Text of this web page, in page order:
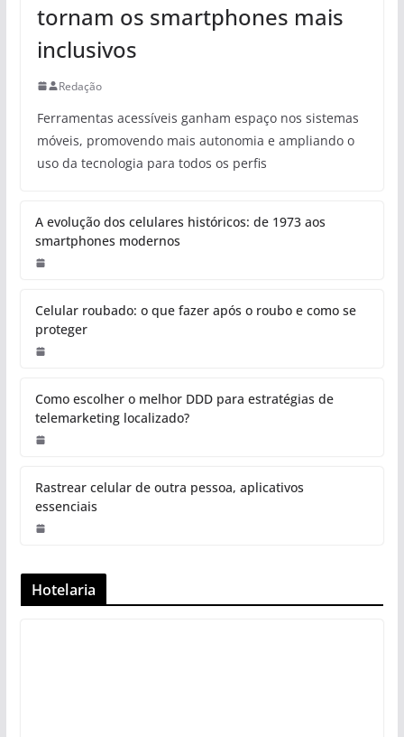
tornam os smartphones mais
inclusivos
Redação
Ferramentas acessíveis ganham espaço nos sistemas
móveis, promovendo mais autonomia e ampliando o
uso da tecnologia para todos os perfis
A evolução dos celulares históricos: de 1973 aos
smartphones modernos
Celular roubado: o que fazer após o roubo e como se
proteger
Como escolher o melhor DDD para estratégias de
telemarketing localizado?
Rastrear celular de outra pessoa, aplicativos
essenciais
Hotelaria